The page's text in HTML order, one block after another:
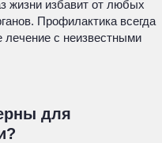
жизни избавит от любых
Профилактика всегда
лечение с неизвестными
для